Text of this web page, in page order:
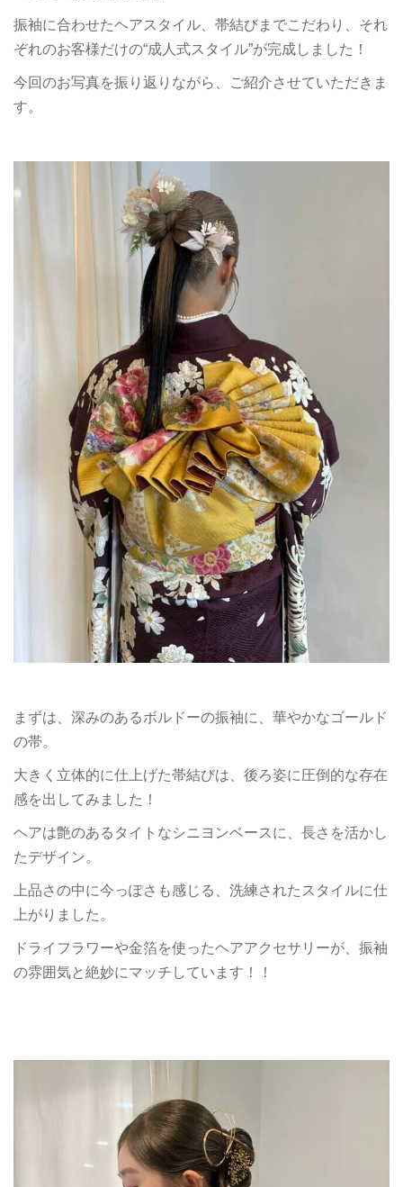
振袖に合わせたヘアスタイル、帯結びまでこだわり、それ
ぞれのお客様だけの“成人式スタイル”が完成しました！
今回のお写真を振り返りながら、ご紹介させていただきま
す。
まずは、深みのあるボルドーの振袖に、華やかなゴールド
の帯。
大きく立体的に仕上げた帯結びは、後ろ姿に圧倒的な存在
感を出してみました！
ヘアは艶のあるタイトなシニヨンベースに、長さを活かし
たデザイン。
上品さの中に今っぽさも感じる、洗練されたスタイルに仕
上がりました。
ドライフラワーや金箔を使ったヘアアクセサリーが、振袖
の雰囲気と絶妙にマッチしています！！